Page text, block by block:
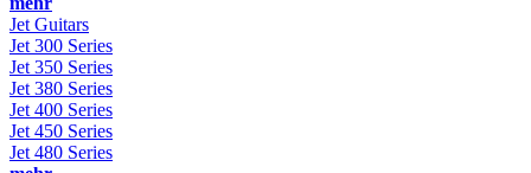
Jet Guitars
Jet 300 Series
Jet 350 Series
Jet 380 Series
Jet 400 Series
Jet 450 Series
Jet 480 Series